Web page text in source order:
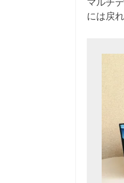
マルチ
には戻れ